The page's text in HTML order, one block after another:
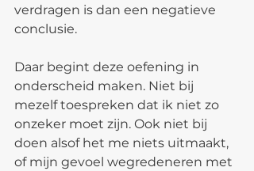
verdragen is dan een negatieve
conclusie.
Daar begint deze oefening in
onderscheid maken. Niet bij
mezelf toespreken dat ik niet zo
onzeker moet zijn. Ook niet bij
doen alsof het me niets uitmaakt,
of mijn gevoel wegredeneren met